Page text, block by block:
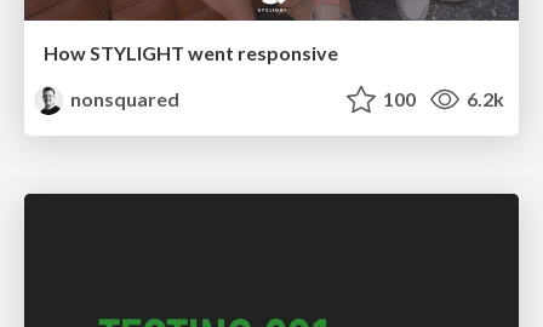
How STYLIGHT went responsive
nonsquared
100 6.2k